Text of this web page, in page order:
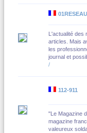
L'actualité
articles. Mais
les
journal et
/
112-911
"Le Magazine
magazine
valeureux